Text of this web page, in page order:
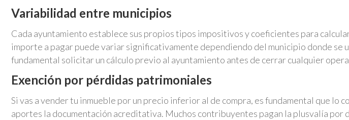
Variabilidad entre municipios
Cada ayuntamiento establece sus propios tipos impositivos y coeficientes para
importe a pagar puede variar significativamente dependiendo del municipio donde se
fundamental solicitar un cálculo previo al ayuntamiento antes de cerrar cualquier
Exención por pérdidas patrimoniales
Si vas a vender tu inmueble por un precio inferior al de compra, es fundamental que lo
aportes la documentación acreditativa. Muchos contribuyentes pagan la plusvalía por